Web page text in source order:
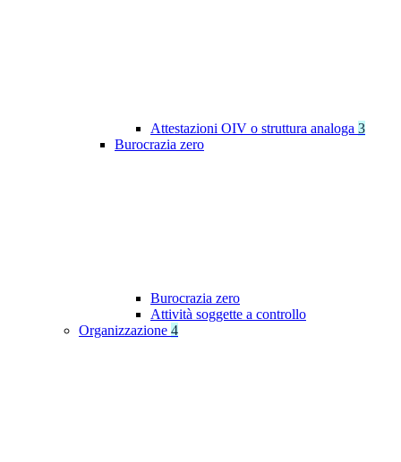
Attestazioni OIV o struttura analoga 3
Burocrazia zero
Burocrazia zero
Attività soggette a controllo
Organizzazione 4